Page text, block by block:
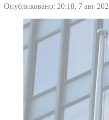
Опубликовано: 20:18, 7 авг